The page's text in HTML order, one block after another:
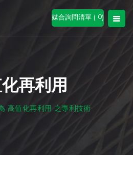
媒合詢問清單 ( 0)
再利用
高值化再利用 之專利技術